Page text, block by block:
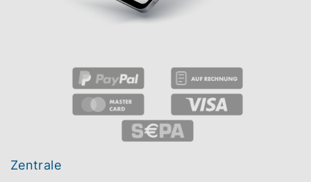
Zentrale